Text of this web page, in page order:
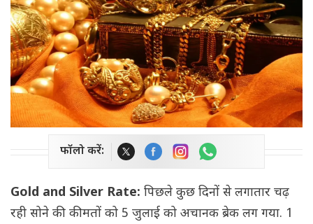
फॉलो करें:
Gold and Silver Rate: पिछले कुछ दिनों से लगातार चढ़
रही सोने की कीमतों को 5 जुलाई को अचानक ब्रेक लग गया. 1